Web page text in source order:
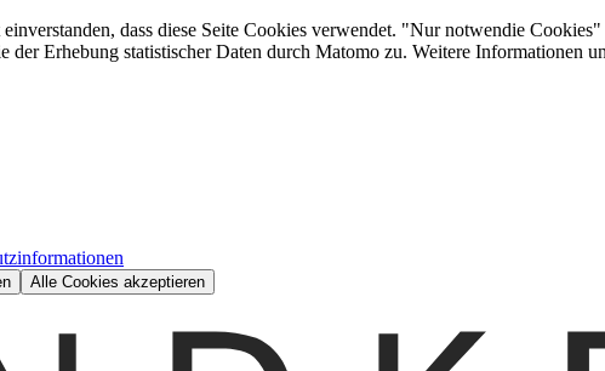
dass diese Seite Cookies verwendet. "Nur notwendie
Erhebung statistischer Daten durch Matomo zu. Weitere Informationen
Alle Cookies akzeptieren